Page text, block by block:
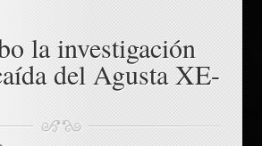
la investigación
del Agusta XE-